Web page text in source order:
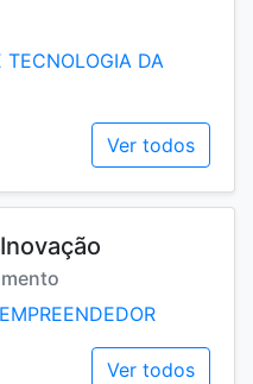
TECNOLOGIA DA
Ver todos
Ver todos